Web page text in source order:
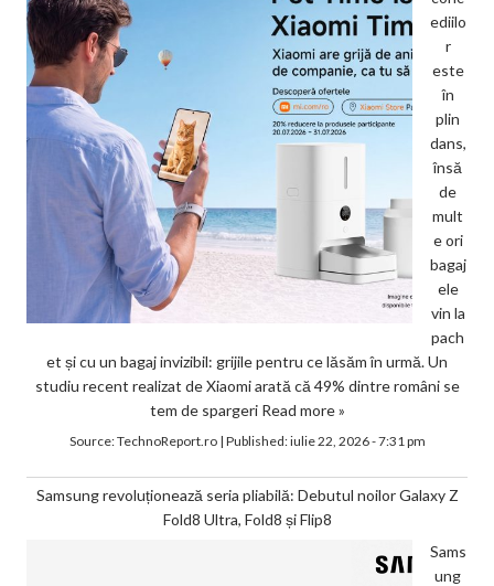
ediilo
r
este
în
plin
dans,
însă
de
mult
e ori
bagaj
ele
vin la
pach
et și cu un bagaj invizibil: grijile pentru ce lăsăm în urmă. Un
studiu recent realizat de Xiaomi arată că 49% dintre români se
tem de spargeri Read more »
Source:TechnoReport.ro| Published:iulie 22, 2026 - 7:31 pm
Samsung revoluționează seria pliabilă: Debutul noilor Galaxy Z
Fold8 Ultra, Fold8 și Flip8
Sams
ung